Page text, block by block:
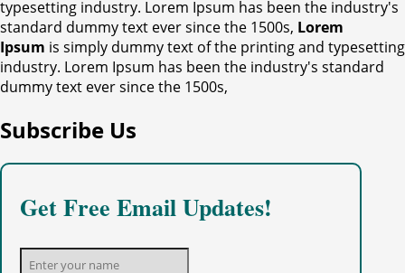
typesetting industry. Lorem Ipsum has been the industry's
standard dummy text ever since the 1500s, Lorem
Ipsum is simply dummy text of the printing and typesetting
industry. Lorem Ipsum has been the industry's standard
dummy text ever since the 1500s,
Subscribe Us
Get Free Email Updates!